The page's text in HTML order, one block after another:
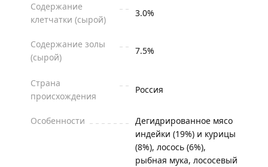
Содержание
клетчатки (сырой)
3.0%
Содержание золы
(сырой)
7.5%
Страна
происхождения
Россия
Особенности
Дегидрированное мясо
индейки (19%) и курицы
(8%), лосось (6%),
рыбная мука, лососевый